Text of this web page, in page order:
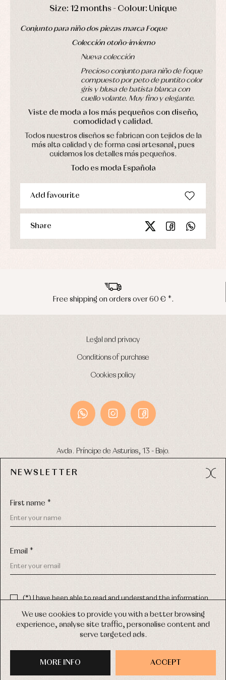
We use cookies to provide you with a better browsing
experience, analyse site traffic, personalise content and
serve targeted ads.
ACCEPT
MORE INFO
DAYS HOURS MIN SEC
Size: 12 months - Colour: Unique
Conjunto para niño dos piezas marca Foque
Colección otoño-invierno
Nueva colección
Precioso conjunto para niño de foque
compuesto por peto de puntito color
gris y blusa de batista blanca con
cuello volante. Muy fino y elegante.
Viste de moda a los más pequeños con diseño,
comodidad y calidad.
Todos nuestros diseños se fabrican con tejidos de la
más alta calidad y de forma casi artesanal, pues
cuidamos los detalles más pequeños.
Todo es moda Española
Add favourite
Share
orders over 60 € *.
Legal and privacy
Conditions of purchase
Cookies policy
Avda. Príncipe de Asturias, 13 - Bajo.
ALL RIGHTS RESERVED
WEB DESIGN SGM
NEWSLETTER
First name *
Email *
(*) I have been able to read and understand the information
policy
(*) I would like to receive news and personalised commercial
communications from Primer Bebé by email.
Sets
Warm
clothing